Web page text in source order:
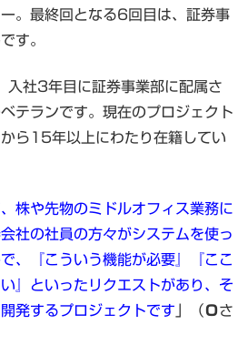
。最終回となる6回目は、証券事
す。
入社3年目に証券事業部に配属さ
テランです。現在のプロジェクト
ら15年以上にわたり在籍してい
株や先物のミドルオフィス業務に
社の社員の方々がシステムを使っ
、『こういう機能が必要』『ここ
』といったリクエストがあり、そ
発するプロジェクトです 」（Ｏさ